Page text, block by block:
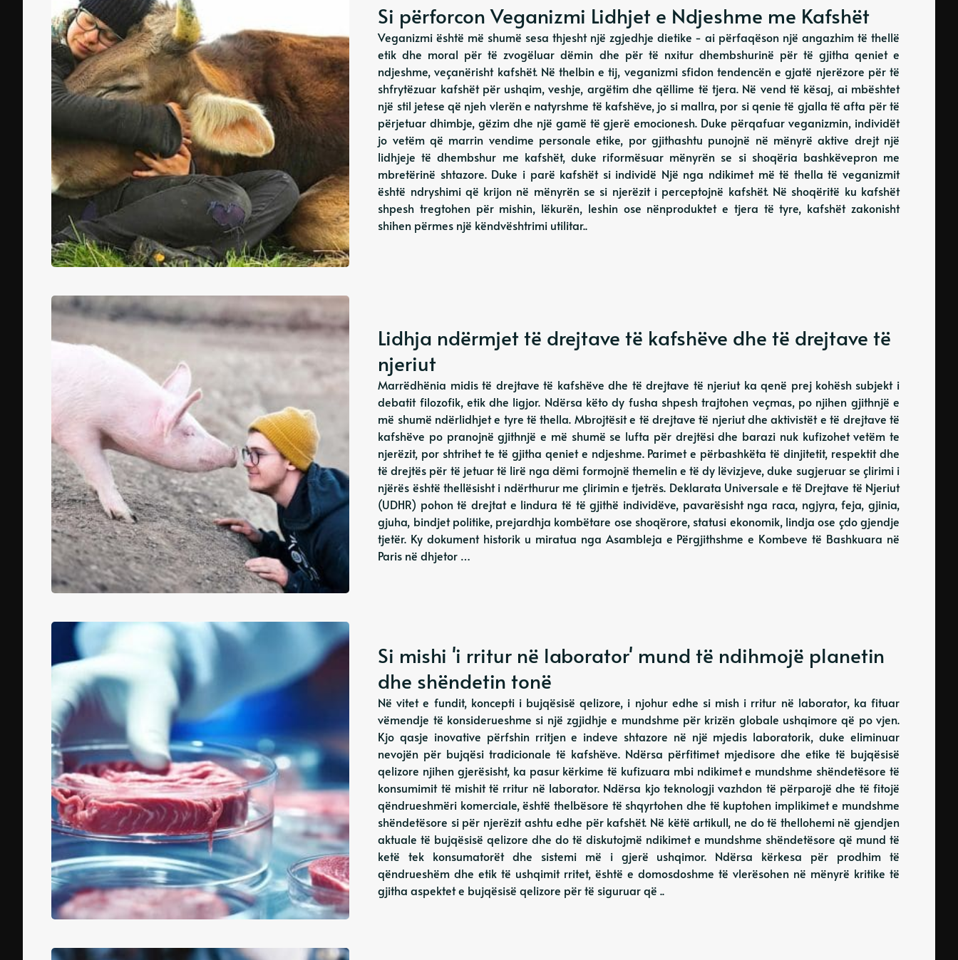
Si përforcon Veganizmi Lidhjet e Ndjeshme me Kafshët
Veganizmi është më shumë sesa thjesht një zgjedhje dietike - ai përfaqëson një angazhim të thellë
etik dhe moral për të zvogëluar dëmin dhe për të nxitur dhembshurinë për të gjitha qeniet e
ndjeshme, veçanërisht kafshët. Në thelbin e tij, veganizmi sfidon tendencën e gjatë njerëzore për të
shfrytëzuar kafshët për ushqim, veshje, argëtim dhe qëllime të tjera. Në vend të kësaj, ai mbështet
një stil jetese që njeh vlerën e natyrshme të kafshëve, jo si mallra, por si qenie të gjalla të afta për të
përjetuar dhimbje, gëzim dhe një gamë të gjerë emocionesh. Duke përqafuar veganizmin, individët
jo vetëm që marrin vendime personale etike, por gjithashtu punojnë në mënyrë aktive drejt një
lidhjeje të dhembshur me kafshët, duke riformësuar mënyrën se si shoqëria bashkëvepron me
mbretërinë shtazore. Duke i parë kafshët si individë Një nga ndikimet më të thella të veganizmit
është ndryshimi që krijon në mënyrën se si njerëzit i perceptojnë kafshët. Në shoqëritë ku kafshët
shpesh tregtohen për mishin, lëkurën, leshin ose nënproduktet e tjera të tyre, kafshët zakonisht
shihen përmes një këndvështrimi utilitar..
Lidhja ndërmjet të drejtave të kafshëve dhe të drejtave të
njeriut
Marrëdhënia midis të drejtave të kafshëve dhe të drejtave të njeriut ka qenë prej kohësh subjekt i
debatit filozofik, etik dhe ligjor. Ndërsa këto dy fusha shpesh trajtohen veçmas, po njihen gjithnjë e
më shumë ndërlidhjet e tyre të thella. Mbrojtësit e të drejtave të njeriut dhe aktivistët e të drejtave të
kafshëve po pranojnë gjithnjë e më shumë se lufta për drejtësi dhe barazi nuk kufizohet vetëm te
njerëzit, por shtrihet te të gjitha qeniet e ndjeshme. Parimet e përbashkëta të dinjitetit, respektit dhe
të drejtës për të jetuar të lirë nga dëmi formojnë themelin e të dy lëvizjeve, duke sugjeruar se çlirimi i
njërës është thellësisht i ndërthurur me çlirimin e tjetrës. Deklarata Universale e të Drejtave të Njeriut
(UDHR) pohon të drejtat e lindura të të gjithë individëve, pavarësisht nga raca, ngjyra, feja, gjinia,
gjuha, bindjet politike, prejardhja kombëtare ose shoqërore, statusi ekonomik, lindja ose çdo gjendje
tjetër. Ky dokument historik u miratua nga Asambleja e Përgjithshme e Kombeve të Bashkuara në
Paris në dhjetor …
Si mishi 'i rritur në laborator' mund të ndihmojë planetin
dhe shëndetin tonë
Në vitet e fundit, koncepti i bujqësisë qelizore, i njohur edhe si mish i rritur në laborator, ka fituar
vëmendje të konsiderueshme si një zgjidhje e mundshme për krizën globale ushqimore që po vjen.
Kjo qasje inovative përfshin rritjen e indeve shtazore në një mjedis laboratorik, duke eliminuar
nevojën për bujqësi tradicionale të kafshëve. Ndërsa përfitimet mjedisore dhe etike të bujqësisë
qelizore njihen gjerësisht, ka pasur kërkime të kufizuara mbi ndikimet e mundshme shëndetësore të
konsumimit të mishit të rritur në laborator. Ndërsa kjo teknologji vazhdon të përparojë dhe të fitojë
qëndrueshmëri komerciale, është thelbësore të shqyrtohen dhe të kuptohen implikimet e mundshme
shëndetësore si për njerëzit ashtu edhe për kafshët. Në këtë artikull, ne do të thellohemi në gjendjen
aktuale të bujqësisë qelizore dhe do të diskutojmë ndikimet e mundshme shëndetësore që mund të
ketë tek konsumatorët dhe sistemi më i gjerë ushqimor. Ndërsa kërkesa për prodhim të
qëndrueshëm dhe etik të ushqimit rritet, është e domosdoshme të vlerësohen në mënyrë kritike të
gjitha aspektet e bujqësisë qelizore për të siguruar që ..